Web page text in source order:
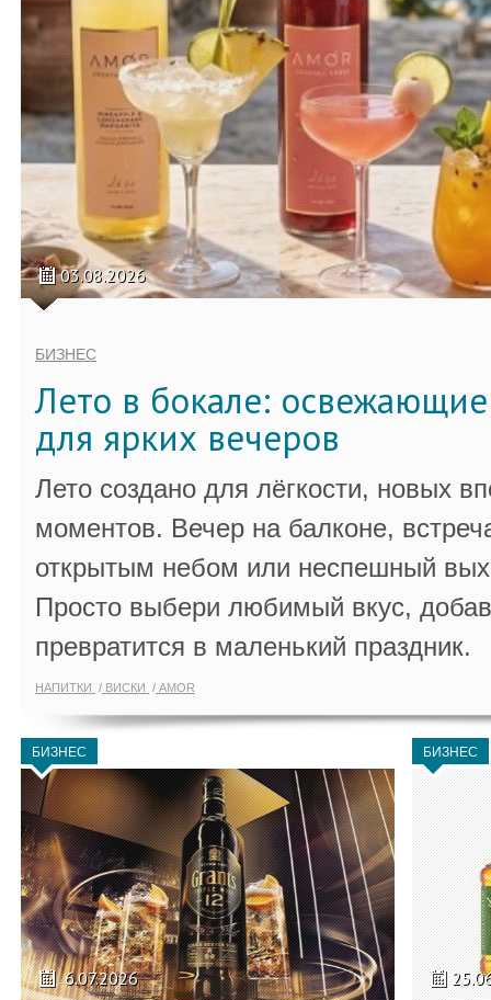
03.08.2026
БИЗНЕС
Лето в бокале:
для ярких вечеров
Лето создано для лёгкости, новых
моментов. Вечер на балконе,
открытым небом или неспешный
Просто выбери любимый вкус,
превратится в маленький праздник.
НАПИТКИ ВИСКИ AMOR
БИЗНЕС
6.07.2026
БИЗНЕС